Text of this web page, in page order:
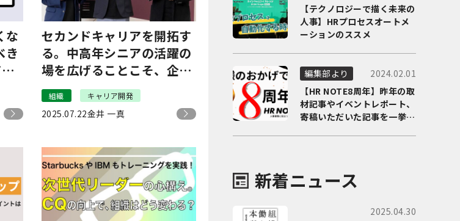
な
き
セカンドキャリアを開拓す
る。中高年シニアの活躍の
場を広げることこそ、企業
にとっても、社会の未来に
とっても、成長の鍵に
組織 キャリア開発
2025.07.22金井 一真
【テクノロジーで描く未来の
人事】HRプロセスオートメ
ーションのススメ
編集部より
2024.02.01
【HR NOTE8周年】昨年の取
材記事やイベントレポート、
寄稿いただいた記事を一挙に
新着ニュース
2025.04.30